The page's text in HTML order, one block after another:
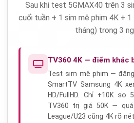
Sau khi test 5GMAX40 trên 3
cuối tuần + 1 sim mê phim 4K +
tháng) trong 3
TV360 4K — điểm khác
Test sim mê phim —
SmartTV Samsung 4K
HD/FullHD. Chỉ +10K so
TV360 trị giá 50K —
League/U23 cũng 4K rõ nét.